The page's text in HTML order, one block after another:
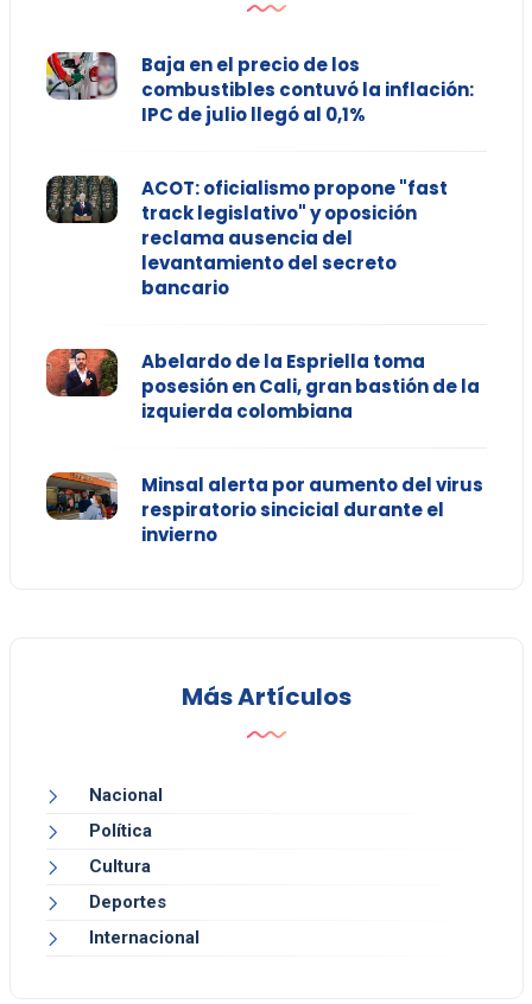
Baja en el precio de los
combustibles contuvó la inflación:
IPC de julio llegó al 0,1%
ACOT: oficialismo propone "fast
track legislativo" y oposición
reclama ausencia del
levantamiento del secreto
bancario
Abelardo de la Espriella toma
posesión en Cali, gran bastión de la
izquierda colombiana
Minsal alerta por aumento del virus
respiratorio sincicial durante el
invierno
Más Artículos
Nacional
Política
Cultura
Deportes
Internacional